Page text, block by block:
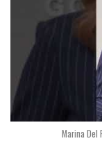
Marina